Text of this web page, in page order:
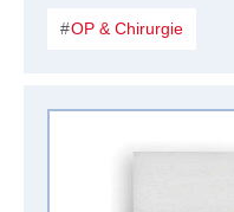
OP & Chirurgie